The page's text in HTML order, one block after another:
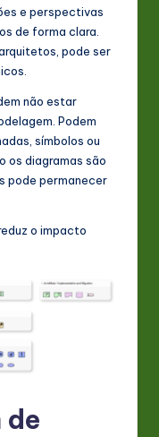
e perspectivas
de forma clara.
pode ser
não estar
Podem
símbolos ou
os diagramas são
pode permanecer
o impacto
de